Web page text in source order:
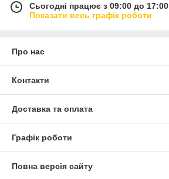
Сьогодні працює з 09:00 до 17:00
Показати весь графік роботи
Про нас
Контакти
Доставка та оплата
Графік роботи
Повна версія сайту